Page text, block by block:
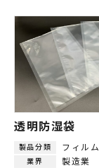
透明防湿袋
製品分類 フィルム
業界 製造業